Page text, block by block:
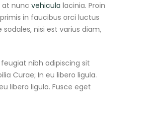
at nunc vehicula lacinia. Proin
in faucibus orci luctus
nisi est varius diam,
nibh adipiscing sit
Curae; In eu libero ligula.
libero ligula. Fusce eget